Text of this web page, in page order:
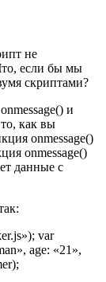
не
если бы мы
скриптами?
и
как вы
onmessage()
onmessage()
данные с
var
age: «21»,